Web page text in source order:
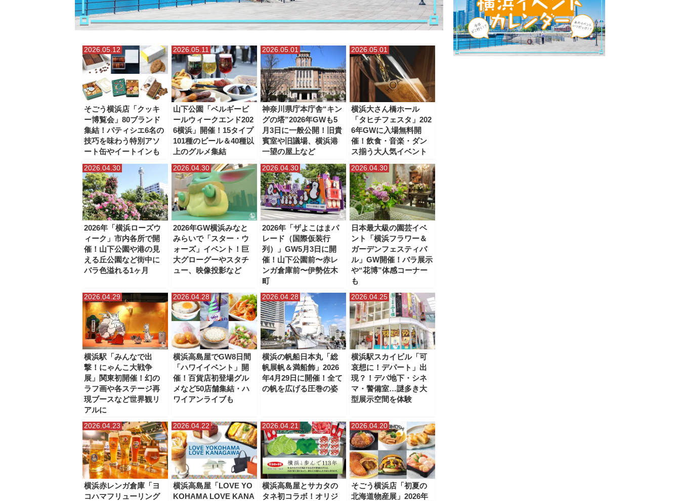
2026.05.12
そごう横浜店「クッキ
ー博覧会」80ブランド
集結！パティシエ6名の
技巧を味わう特別アソ
ート缶やイートインも
2026.05.11
山下公園「ベルギービ
ールウィークエンド202
6横浜」開催！15タイプ
101種のビール＆40種以
上のグルメ集結
2026.05.01
神奈川県庁本庁舎“キン
グの塔”2026年GWも5
月3日に一般公開！旧貴
賓室や旧議場、横浜港
一望の屋上など
2026.05.01
横浜大さん橋ホール
「タヒチフェスタ」202
6年GWに入場無料開
催！飲食・音楽・ダン
ス揃う大人気イベント
2026.04.30
2026年「横浜ローズウ
ィーク」市内各所で開
催！山下公園や港の見
える丘公園など街中に
バラ色溢れる1ヶ月
2026.04.30
2026年GW横浜みなと
みらいで「スター・ウ
ォーズ」イベント！巨
大グローグーやスタチ
ュー、映像投影など
2026.04.30
2026年「ザよこはまパ
レード（国際仮装行
列）」GW5月3日に開
催！山下公園前〜赤レ
ンガ倉庫前〜伊勢佐木
町
2026.04.30
日本最大級の園芸イベ
ント「横浜フラワー＆
ガーデンフェスティバ
ル」GW開催！バラ展示
や“花博”体感コーナー
も
2026.04.29
横浜駅「みんなで出
撃！にゃんこ大戦争
展」関東初開催！幻の
ラフ画や各ステージ再
現ブースなど世界観リ
アルに
2026.04.28
横浜高島屋でGW8日間
「ハワイイベント」開
催！百貨店初登場グル
メなど50店舗集結・ハ
ワイアンライブも
2026.04.28
横浜の帆船日本丸「総
帆展帆＆満船飾」2026
年4月29日に開催！全て
の帆を広げる圧巻の姿
2026.04.25
横浜駅スカイビル「可
哀想に！デパート」出
現？！デパ地下・シネ
マ・警備室…謎多き大
型展示空間を体験
2026.04.23
横浜赤レンガ倉庫「ヨ
コハマフリューリング
2026.04.22
横浜高島屋「LOVE YO
KOHAMA LOVE KANA
2026.04.21
横浜高島屋とサカタの
タネ初コラボ！オリジ
2026.04.20
そごう横浜店「初夏の
北海道物産展」2026年